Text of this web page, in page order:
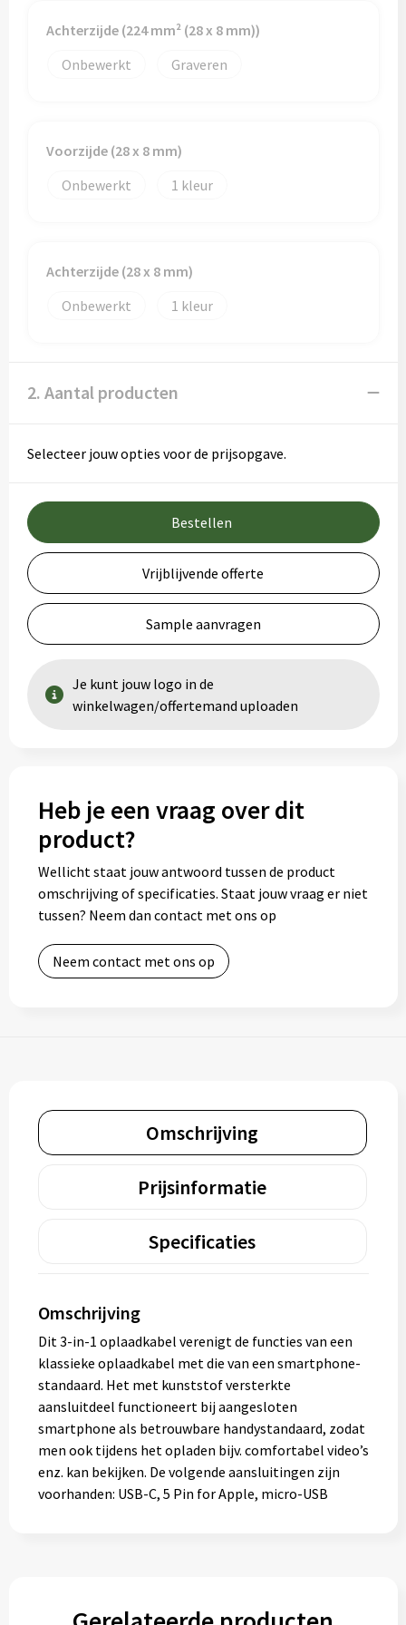
Achterzijde (224 mm² (28 x 8 mm))
Onbewerkt
Graveren
Voorzijde (28 x 8 mm)
Onbewerkt
1
Achterzijde (28 x 8 mm)
Onbewerkt
1
2. Aantal producten
Selecteer jouw opties voor de prijsopgave.
Bestellen
Vrijblijvende offerte
Sample aanvragen
Je kunt jouw logo in de
winkelwagen/offertemand uploaden
Heb je een vraag over dit
product?
Wellicht staat jouw antwoord tussen de product
omschrijving of specificaties. Staat jouw vraag er niet
tussen? Neem dan contact met ons op
Neem contact met ons op
Omschrijving
Prijsinformatie
Specificaties
Omschrijving
Dit 3-in-1 oplaadkabel verenigt de functies van een
klassieke oplaadkabel met die van een smartphone-
standaard. Het met kunststof versterkte
aansluitdeel functioneert bij aangesloten
smartphone als betrouwbare handystandaard, zodat
men ook tijdens het opladen bijv. comfortabel video’s
enz. kan bekijken. De volgende aansluitingen zijn
voorhanden: USB-C, 5 Pin for Apple, micro-USB